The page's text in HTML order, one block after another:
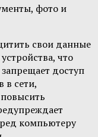
фото и
свои данные
что
доступ
в сети,
компьютеру